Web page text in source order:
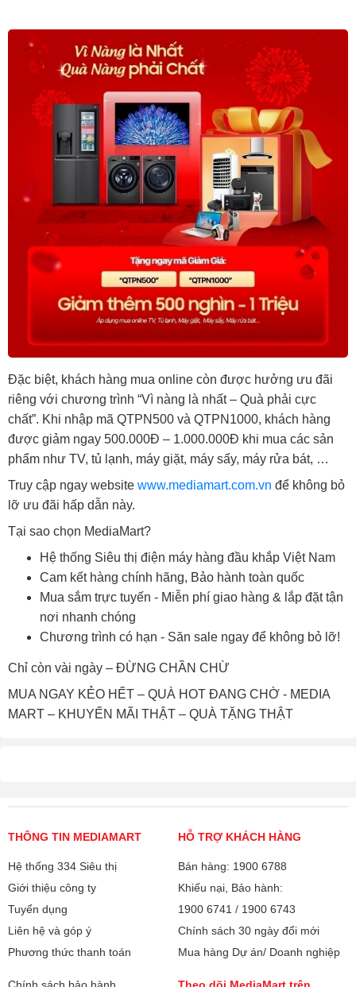
Đặc biệt, khách hàng mua online còn được hưởng ưu đãi
riêng với chương trình “Vì nàng là nhất – Quà phải cực
chất”. Khi nhập mã QTPN500 và QTPN1000, khách hàng
được giảm ngay 500.000Đ – 1.000.000Đ khi mua các sản
phẩm như TV, tủ lạnh, máy giặt, máy sấy, máy rửa bát, …
Truy cập ngay website www.mediamart.com.vn để không bỏ
lỡ ưu đãi hấp dẫn này.
Tại sao chọn MediaMart?
Hệ thống Siêu thị điện máy hàng đầu khắp Việt Nam
Cam kết hàng chính hãng, Bảo hành toàn quốc
Mua sắm trực tuyến - Miễn phí giao hàng & lắp đặt tận
nơi nhanh chóng
Chương trình có hạn - Săn sale ngay để không bỏ lỡ!
Chỉ còn vài ngày – ĐỪNG CHẦN CHỪ
MUA NGAY KẺO HẾT – QUÀ HOT ĐANG CHỜ - MEDIA
MART – KHUYẾN MÃI THẬT – QUÀ TẶNG THẬT
THÔNG TIN MEDIAMART
Hệ thống 334 Siêu thị
Giới thiệu công ty
Tuyển dụng
Liên hệ và góp ý
Phương thức thanh toán
HỖ TRỢ KHÁCH HÀNG
Bán hàng: 1900 6788
Khiếu nại, Bảo hành:
1900 6741 / 1900 6743
Chính sách 30 ngày đổi mới
Mua hàng Dự án/ Doanh nghiệp